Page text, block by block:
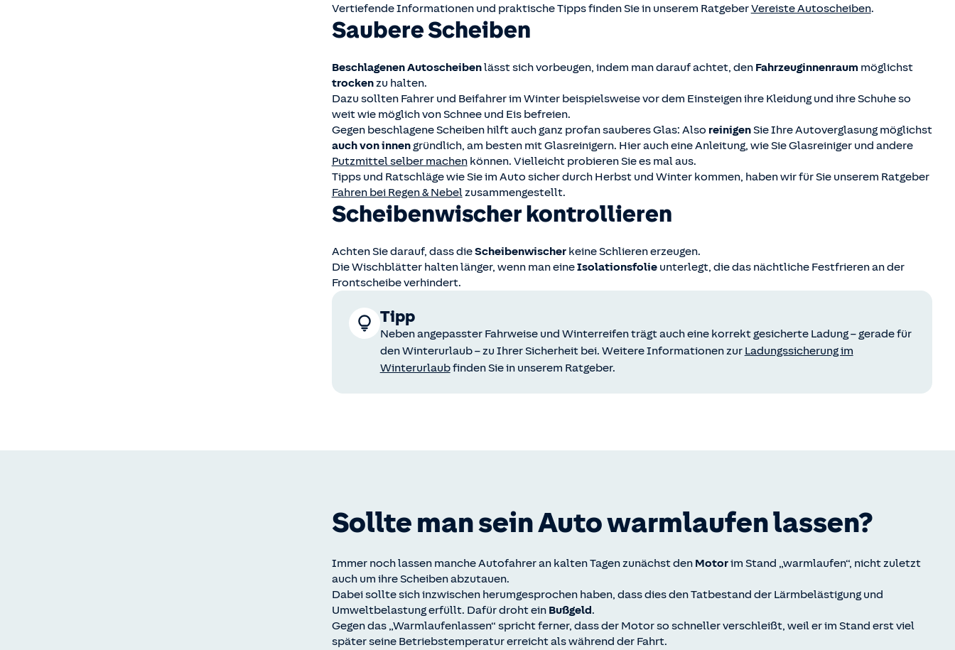
Vertiefende Informationen und praktische Tipps finden Sie in unserem RatgeberVereiste Autoscheiben.
Saubere Scheiben
Beschlagenen Autoscheibenlässt sich vorbeugen, indem man darauf achtet, den Fahrzeuginnenraum möglichst
trockenzu halten.
Dazu sollten Fahrer und Beifahrer im Winter beispielsweise vor dem Einsteigen ihre Kleidung und ihre Schuhe so
weit wie möglich von Schnee und Eis befreien.
Gegen beschlagene Scheiben hilft auch ganz profan sauberes Glas: Also reinigenSie Ihre Autoverglasung möglichst
auch von innengründlich, am besten mit Glasreinigern. Hier auch eine Anleitung, wie Sie Glasreiniger und andere
Putzmittel selber machenkönnen. Vielleicht probieren Sie es mal aus.
Tipps und Ratschläge wie Sie im Auto sicher durch Herbst und Winter kommen, haben wir für Sie unserem Ratgeber
Fahren bei Regen & Nebelzusammengestellt.
Scheibenwischer kontrollieren
Achten Sie darauf, dass dieScheibenwischer keine Schlieren erzeugen.
Die Wischblätter halten länger, wenn man eineIsolationsfolieunterlegt, die das nächtliche Festfrieren an der
Frontscheibe verhindert.
Tipp
Neben angepasster Fahrweise und Winterreifen trägt auch eine korrekt gesicherte Ladung – gerade für
den Winterurlaub – zu Ihrer Sicherheit bei. Weitere Informationen zur Ladungssicherung im
Winterurlaubfinden Sie in unserem Ratgeber.
Sollte man sein Auto warmlaufen lassen?
Immer noch lassen manche Autofahrer an kalten Tagen zunächst den Motorim Stand „warmlaufen“, nicht zuletzt
auch um ihre Scheiben abzutauen.
Dabei sollte sich inzwischen herumgesprochen haben, dass dies den Tatbestand der Lärmbelästigung und
Umweltbelastung erfüllt. Dafür droht ein Bußgeld.
Gegen das „Warmlaufenlassen“ spricht ferner, dass der Motor so schneller verschleißt, weil er im Stand erst viel
später seine Betriebstemperatur erreicht als während der Fahrt.